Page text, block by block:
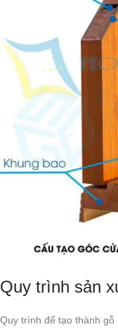
Quy trình sản
Quy trình để tạo thành